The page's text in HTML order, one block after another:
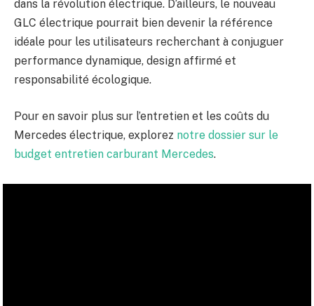
dans la révolution électrique. D’ailleurs, le nouveau
GLC électrique pourrait bien devenir la référence
idéale pour les utilisateurs recherchant à conjuguer
performance dynamique, design affirmé et
responsabilité écologique.
Pour en savoir plus sur l’entretien et les coûts du
Mercedes électrique, explorez notre dossier sur le
budget entretien carburant Mercedes.